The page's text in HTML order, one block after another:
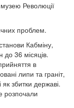
Революції
проблем.
Кабміну,
до 36 місяців.
в
липи та граніт,
збитки державі.
розпочали